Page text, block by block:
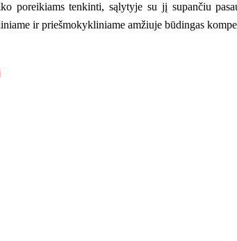
poreikiams tenkinti, sąlytyje su jį supančiu
ir priešmokykliniame amžiuje būdingas